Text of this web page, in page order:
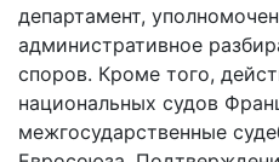
департамент,
административное
споров. Кроме того,
национальных судов
межгосударственные